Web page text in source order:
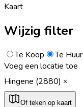
Kaart
Wijzig filter
Te Koop
Te Huur
Voeg een locatie toe
Hingene (2880)
Of teken op kaart